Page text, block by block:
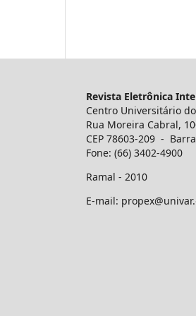
Revista Eletrônica
Centro Universitário
Rua Moreira Cabral,
CEP 78603-209 -
Fone: (66) 3402-4900
Ramal - 2010
E-mail: